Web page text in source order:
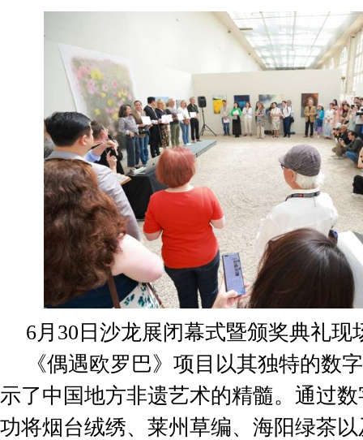
6月 30 日沙龙展闭幕式暨颁奖典礼现
《偶遇欧罗巴》项目以其独特的数
示了中国地方非遗艺术的精髓。通过
功将烟台绒绣、莱州草编、海阳绿茶